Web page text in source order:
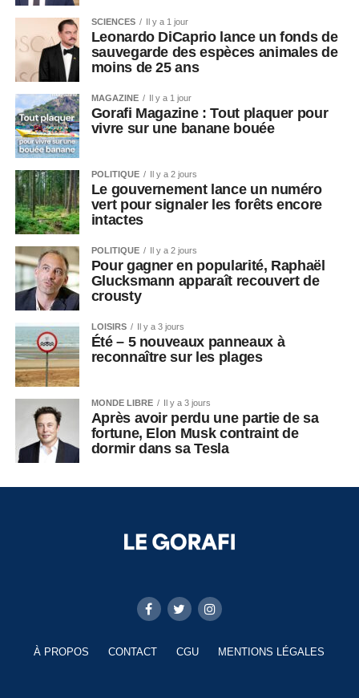
SCIENCES Il y a 1 jour
Leonardo DiCaprio lance un fonds de
sauvegarde des espèces animales de
moins de 25 ans
MAGAZINE Il y a 1 jour
Gorafi Magazine : Tout plaquer pour
vivre sur une banane bouée
POLITIQUE Il y a 2 jours
Le gouvernement lance un numéro
vert pour signaler les forêts encore
intactes
POLITIQUE Il y a 2 jours
Pour gagner en popularité, Raphaël
Glucksmann apparaît recouvert de
crousty
LOISIRS Il y a 3 jours
Été – 5 nouveaux panneaux à
reconnaître sur les plages
MONDE LIBRE Il y a 3 jours
Après avoir perdu une partie de sa
fortune, Elon Musk contraint de
dormir dans sa Tesla
À PROPOS CONTACT CGU MENTIONS LÉGALES